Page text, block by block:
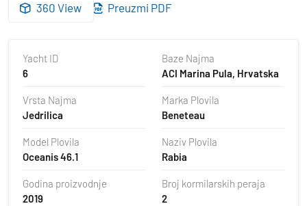
360 View Preuzmi PDF
Yacht ID
6
Baze Najma
ACI Marina Pula, Hrvatska
Vrsta Najma
Jedrilica
Marka Plovila
Beneteau
Model Plovila
Oceanis 46.1
Naziv Plovila
Rabia
Godina proizvodnje
2019
Broj kormilarskih peraja
2